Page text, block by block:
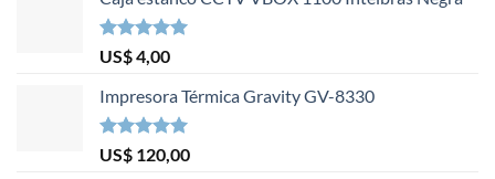
Valorado en
5.00 de 5
US$4,00
Impresora Térmica Gravity GV-8330
Valorado en
5.00 de 5
US$ 120,00